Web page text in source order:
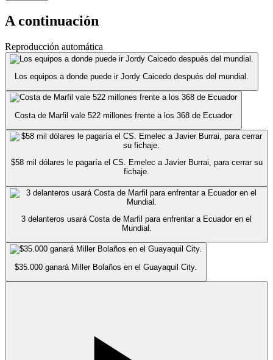
A continuación
Reproducción automática
Los equipos a donde puede ir Jordy Caicedo después del mundial.
Costa de Marfil vale 522 millones frente a los 368 de Ecuador
$58 mil dólares le pagaría el CS. Emelec a Javier Burrai, para cerrar su
fichaje.
3 delanteros usará Costa de Marfil para enfrentar a Ecuador en el
Mundial.
$35.000 ganará Miller Bolaños en el Guayaquil City.